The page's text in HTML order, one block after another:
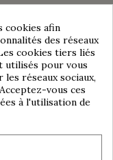
cookies afin
des réseaux
cookies tiers liés
utilisés pour vous
réseaux sociaux,
vous ces
à l'utilisation de